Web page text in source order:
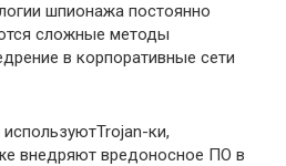
шпионажа постоянно
сложные методы
в корпоративные сети
ки,
внедряют вредоносное ПО в